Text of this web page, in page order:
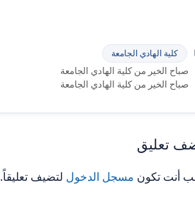
التصنيفات
كلية الهادي الجامعة
صباح الخير من كلية الهادي الجامعة
صباح الخير من كلية الهادي الجامعة
تعليق
أنت تكون مسجل الدخول لتضيف تعليقاً.